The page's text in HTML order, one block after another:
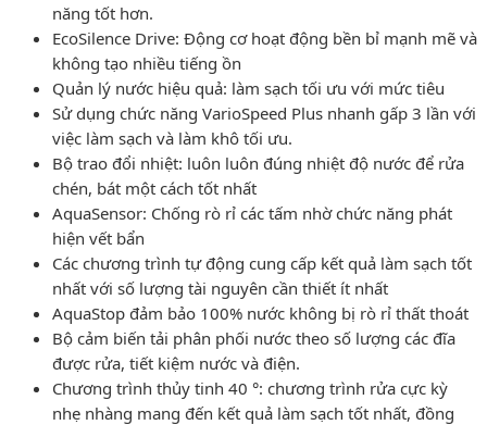
năng tốt hơn.
EcoSilence Drive: Động cơ hoạt động bền bỉ mạnh mẽ và
không tạo nhiều tiếng ồn
Quản lý nước hiệu quả: làm sạch tối ưu với mức tiêu
Sử dụng chức năng VarioSpeed ​​Plus nhanh gấp 3 lần với
việc làm sạch và làm khô tối ưu.
Bộ trao đổi nhiệt: luôn luôn đúng nhiệt độ nước để rửa
chén, bát một cách tốt nhất
AquaSensor: Chống rò rỉ các tấm nhờ chức năng phát
hiện vết bẩn
Các chương trình tự động cung cấp kết quả làm sạch tốt
nhất với số lượng tài nguyên cần thiết ít nhất
AquaStop đảm bảo 100% nước không bị rò rỉ thất thoát
Bộ cảm biến tải phân phối nước theo số lượng các đĩa
được rửa, tiết kiệm nước và điện.
Chương trình thủy tinh 40 °: chương trình rửa cực kỳ
nhẹ nhàng mang đến kết quả làm sạch tốt nhất, đồng